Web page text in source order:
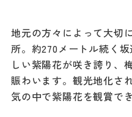
地元の方々によって大切
所。約270メートル続く
しい紫陽花が咲き誇り、
賑わいます。観光地化さ
気の中で紫陽花を観賞で
e